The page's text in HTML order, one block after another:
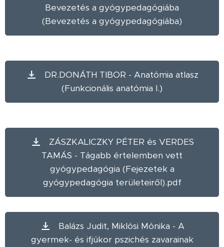
Bevezetés a gyógypedagógiába
(Bevezetés a gyógypedagógiába)
DR.DONÁTH TIBOR - Anatómia atlasz
(Funkcionális anatómia I.)
ZÁSZKALICZKY PÉTER és VERDES
TAMÁS - Tágabb értelemben vett
gyógypedagógia (Fejezetek a
gyógypedagógia területeiről).pdf
Balázs Judit, Miklósi Mónika - A
gyermek- és ifjúkor pszichés zavarainak